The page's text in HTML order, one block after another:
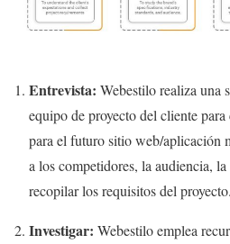
Entrevista: Webestilo realiza una
equipo de proyecto del cliente
para el futuro sitio web/aplicación
a los competidores, la audiencia,
recopilar los requisitos del proyecto.
Investigar: Webestilo emplea